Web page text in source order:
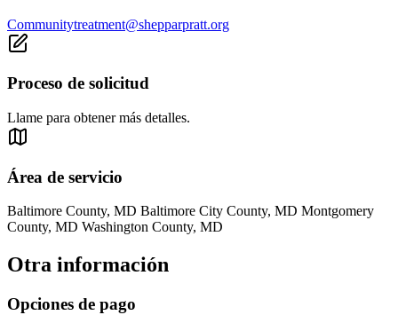
Communitytreatment@shepparpratt.org
Proceso de solicitud
Llame para obtener más detalles.
Área de servicio
Baltimore County, MD Baltimore City County, MD Montgomery
County, MD Washington County, MD
Otra información
Opciones de pago